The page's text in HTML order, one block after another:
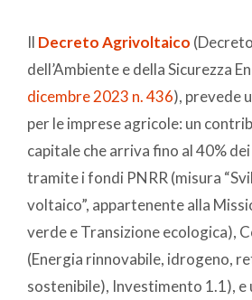
Il Decreto Agrivoltaico
dell’Ambiente e della Sicurezza
dicembre 2023 n. 436), prevede
per le imprese agricole: un
capitale che arriva fino al 40%
tramite i fondi PNRR (misura
voltaico”, appartenente alla
verde e Transizione ecologica),
(Energia rinnovabile, idrogeno,
sostenibile), Investimento 1.1),